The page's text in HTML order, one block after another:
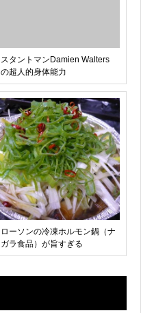
スタントマンDamien Walters
の超人的身体能力
ローソンの冷凍ホルモン鍋（ナ
ガラ食品）が旨すぎる